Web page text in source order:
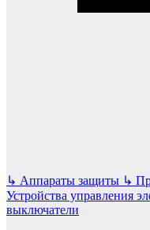
↳ Аппараты защиты ↳
Устройства управления
выключатели